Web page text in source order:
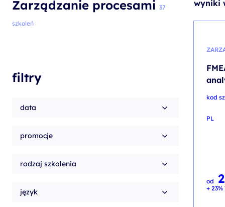
szkolenia Broadcom
Zarządzanie procesami 37
szkoleń
filtry
data
promocje
rodzaj szkolenia
język
wyniki
kod
PL
od
+ 23%